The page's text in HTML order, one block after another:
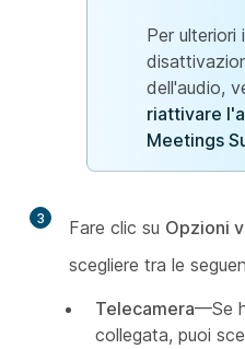
Per ulteriori
dell'audio,
riattivare
Meetings
3 Fare clic su Opzioni
scegliere tra le
Telecamera—Se
collegata, puoi